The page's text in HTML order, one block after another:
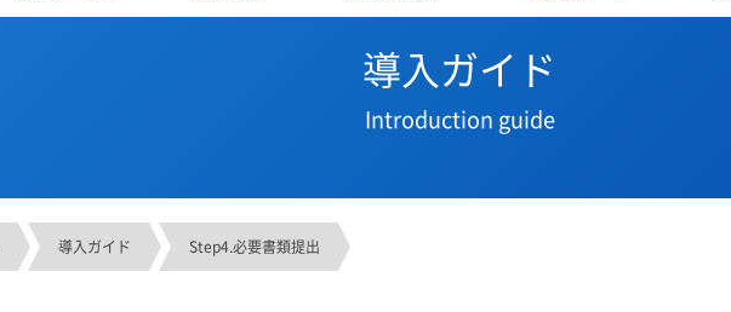
導入ガイド
Introduction guide
導入ガイド Step4.必要書類提出